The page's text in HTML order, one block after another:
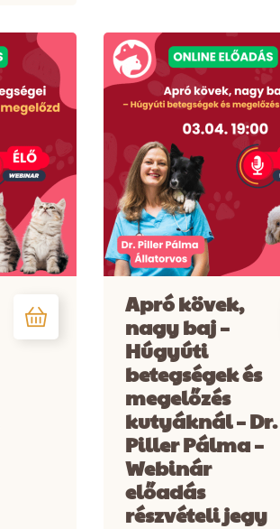
Apró kövek,
nagy baj –
Húgyúti
betegségek és
megelőzés
kutyáknál – Dr.
Piller Pálma –
Webinár
előadás
részvételi jegy